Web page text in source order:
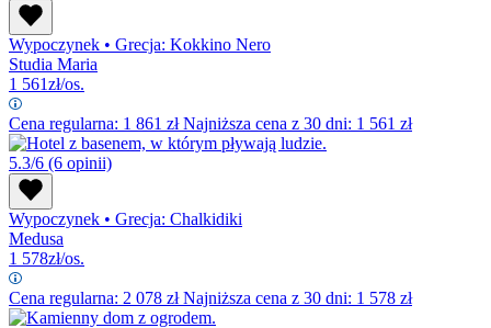
Wypoczynek • Grecja: Kokkino Nero
Studia Maria
1 561zł/os.
Cena regularna: 1 861 złNajniższa cena z 30 dni: 1 561 zł
5.3/6 (6 opinii)
Wypoczynek • Grecja: Chalkidiki
Medusa
1 578zł/os.
Cena regularna: 2 078 złNajniższa cena z 30 dni: 1 578 zł